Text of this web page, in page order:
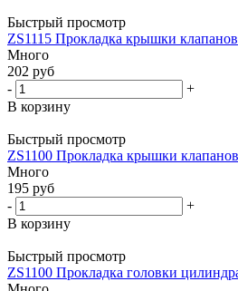
Быстрый просмотр
ZS1115 Прокладка крышки клапанов
Много
202 руб
-
+
В корзину
Быстрый просмотр
ZS1100 Прокладка крышки клапанов
Много
195 руб
-
+
В корзину
Быстрый просмотр
ZS1100 Прокладка головки